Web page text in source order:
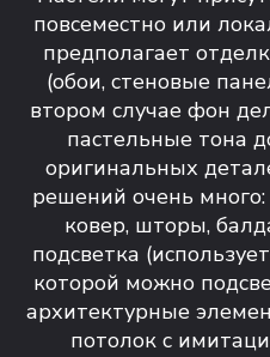
повсеместно или
предполагает
(обои, стеновые
втором случае фон
пастельные тона
оригинальных
решений очень
ковер, шторы,
подсветка
которой можно
архитектурные
потолок с